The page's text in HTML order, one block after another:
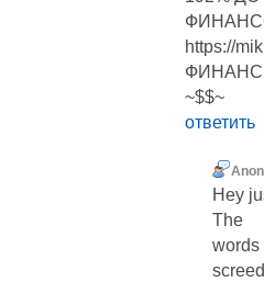
https://
~$$~
ответить
Нey
The
words